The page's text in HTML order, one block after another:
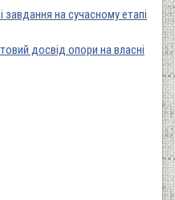
на сучасному етапі
досвід опори на власні